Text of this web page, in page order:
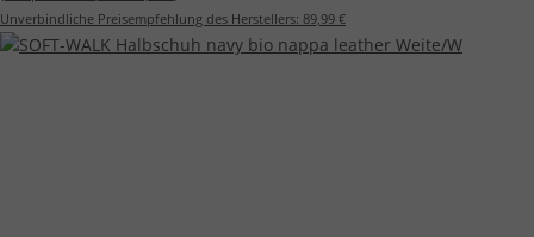
Unverbindliche Preisempfehlung des Herstellers: 89,99 €